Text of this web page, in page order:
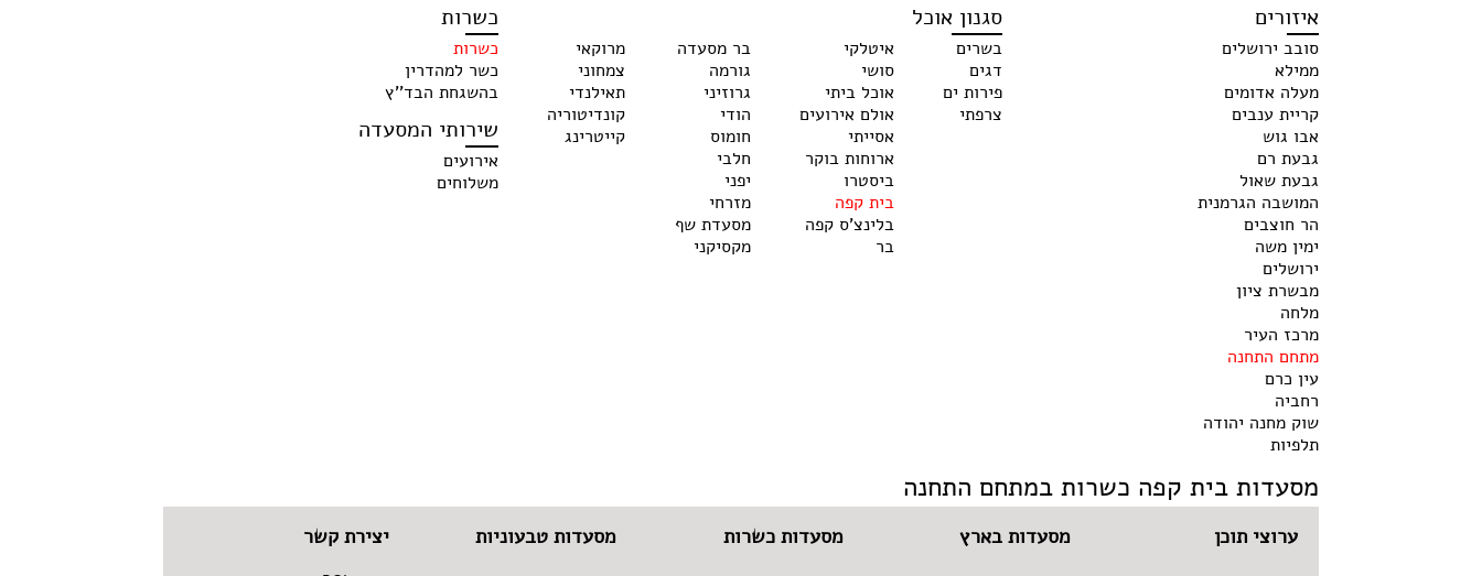
איזורים
סובב ירושלים
ממילא
מעלה אדומים
קריית ענבים
אבו גוש
גבעת רם
גבעת שאול
המושבה הגרמנית
הר חוצבים
ימין משה
ירושלים
מבשרת ציון
מלחה
מרכז העיר
מתחם התחנה
עין כרם
רחביה
שוק מחנה יהודה
תלפיות
סגנון אוכל
בשרים
דגים
פירות ים
צרפתי
איטלקי
סושי
אוכל ביתי
אולם אירועים
אסייתי
ארוחות בוקר
ביסטרו
בית קפה
בלינצ'ס קפה
בר
בר מסעדה
גורמה
גרוזיני
הודי
חומוס
חלבי
יפני
מזרחי
מסעדת שף
מקסיקני
מרוקאי
צמחוני
תאילנדי
קונדיטוריה
קייטרינג
כשרות
כשרות
כשר למהדרין
בהשגחת הבד''ץ
שירותי המסעדה
אירועים
משלוחים
מסעדות בית קפה כשרות במתחם התחנה
ערוצי תוכן מסעדות בארץ מסעדות כשרות מסעדות טבעוניות יצירת קשר